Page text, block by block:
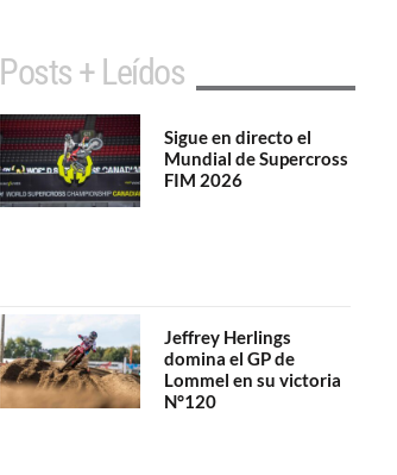
Posts + Leídos
Sigue en directo el
Mundial de Supercross
FIM 2026
Jeffrey Herlings
domina el GP de
Lommel en su victoria
N°120